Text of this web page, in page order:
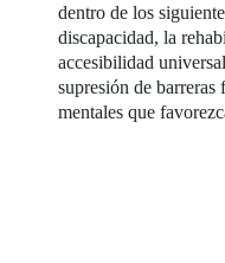
dentro de los
discapacidad, la
accesibilidad
supresión de
mentales que